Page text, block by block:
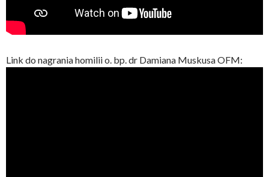
Link do nagrania homilii o. bp. dr Damiana Muskusa OFM: